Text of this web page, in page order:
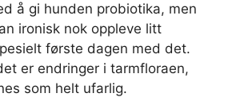
å gi hunden probiotika, men
ironisk nok oppleve litt
første dagen med det.
er endringer i tarmfloraen,
som helt ufarlig.